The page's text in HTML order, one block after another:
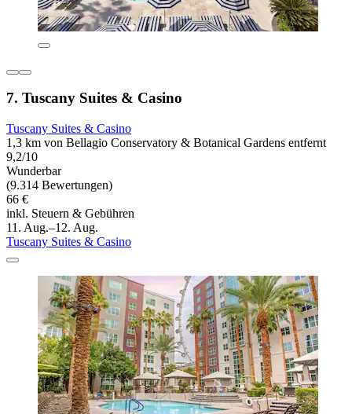
7. Tuscany Suites & Casino
Tuscany Suites & Casino
1,3 km von Bellagio Conservatory & Botanical Gardens entfernt
9,2/10
Wunderbar
(9.314 Bewertungen)
66 €
inkl. Steuern & Gebühren
11. Aug.–12. Aug.
Tuscany Suites & Casino